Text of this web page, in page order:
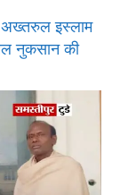
अख्तरुल इस्लाम
नुकसान की